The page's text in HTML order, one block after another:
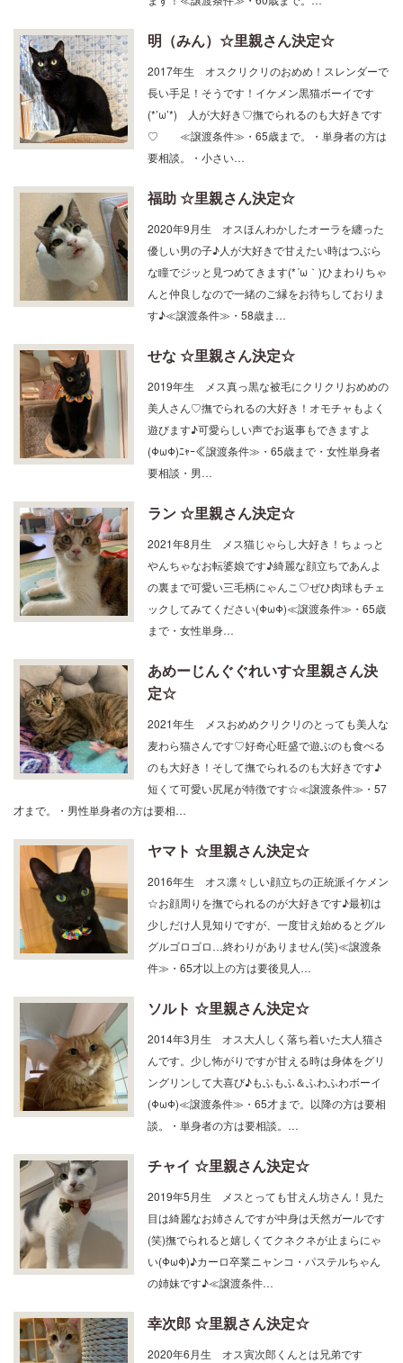
2017年生 オスクリクリのおめめ！スレンダーで
長い手足！そうです！イケメン黒猫ボーイです
(*’ω’*) 人が大好き♡撫でられるのも大好きです
♡ ≪譲渡条件≫・65歳まで。・単身者の方は
要相談。・小さい…
2020年9月生 オスほんわかしたオーラを纏った
優しい男の子♪人が大好きで甘えたい時はつぶら
な瞳でジッと見つめてきます(*´ω｀)ひまわりちゃ
んと仲良しなので一緒のご縁をお待ちしておりま
す♪≪譲渡条件≫・58歳ま…
2019年生 メス真っ黒な被毛にクリクリおめめの
美人さん♡撫でられるの大好き！オモチャもよく
遊びます♪可愛らしい声でお返事もできますよ
(ΦωΦ)ﾆｬｰ≪譲渡条件≫・65歳まで・女性単身者
要相談・男…
2021年8月生 メス猫じゃらし大好き！ちょっと
やんちゃなお転婆娘です♪綺麗な顔立ちであんよ
の裏まで可愛い三毛柄にゃんこ♡ぜひ肉球もチェ
ックしてみてください(ΦωΦ)≪譲渡条件≫・65歳
まで・女性単身…
定☆
2021年生 メスおめめクリクリのとっても美人な
麦わら猫さんです♡好奇心旺盛で遊ぶのも食べる
のも大好き！そして撫でられるのも大好きです♪
短くて可愛い尻尾が特徴です☆≪譲渡条件≫・57
才まで。・男性単身者の方は要相…
2016年生 オス凛々しい顔立ちの正統派イケメン
☆お顔周りを撫でられるのが大好きです♪最初は
少しだけ人見知りですが、一度甘え始めるとグル
グルゴロゴロ…終わりがありません(笑)≪譲渡条
件≫・65才以上の方は要後見人…
2014年3月生 オス大人しく落ち着いた大人猫さ
んです。少し怖がりですが甘える時は身体をグリ
ングリンして大喜び♪もふもふ＆ふわふわボーイ
(ΦωΦ)≪譲渡条件≫・65才まで。以降の方は要相
談。・単身者の方は要相談。…
2019年5月生 メスとっても甘えん坊さん！見た
目は綺麗なお姉さんですが中身は天然ガールです
(笑)撫でられると嬉しくてクネクネが止まらにゃ
い(ΦωΦ)♪カーロ卒業ニャンコ・パステルちゃん
の姉妹です♪≪譲渡条件…
2020年6月生 オス寅次郎くんとは兄弟です
(ΦωΦ)最初は少し人見知り。慣れるとデレデレの